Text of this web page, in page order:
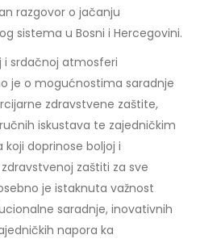
razgovor o jačanju
sistema u Bosni i Hercegovini.
i srdačnoj atmosferi
je o mogućnostima saradnje
zdravstvene zaštite,
iskustava te zajedničkim
doprinose boljoj i
zaštiti za sve
je istaknuta važnost
saradnje, inovativnih
napora ka